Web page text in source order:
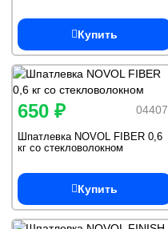
Купить
04407
650 ₽
Шпатлевка NOVOL FIBER 0,6
кг со стекловолокном
Купить